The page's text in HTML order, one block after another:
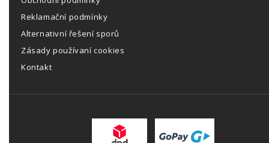
Reklamační podmínky
Alternativní řešení sporů
Zásady používaní cookies
Kontakt